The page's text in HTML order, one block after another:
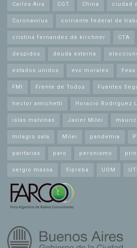
Carlos Aira CGT China ciudad
Coronavirus corriente federal de
cristina fernandez de kirchner CTA
despidos deuda externa
estados unidos evo morales
FMI Frente de Todos Fuentes
hector amichetti Horacio Rodríguez
islas malvinas Javier Milei
milagro sala Milei pandemia
paritarias paro peronismo
sergio massa Sipreba UOM